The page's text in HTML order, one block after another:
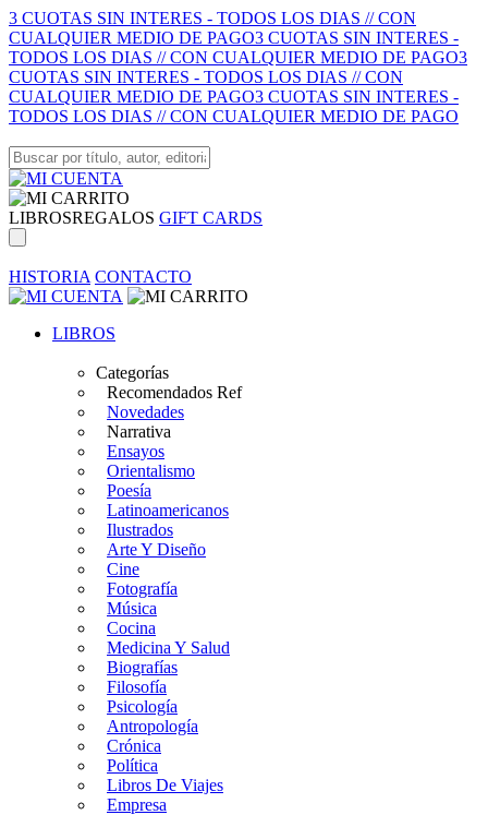
3 CUOTAS SIN INTERES - TODOS LOS DIAS // CON
CUALQUIER MEDIO DE PAGO3 CUOTAS SIN INTERES -
TODOS LOS DIAS // CON CUALQUIER MEDIO DE PAGO3
CUOTAS SIN INTERES - TODOS LOS DIAS // CON
CUALQUIER MEDIO DE PAGO3 CUOTAS SIN INTERES -
TODOS LOS DIAS // CON CUALQUIER MEDIO DE PAGO
LIBROSREGALOS GIFT CARDS
HISTORIA CONTACTO
LIBROS
Categorías
Recomendados Ref
Novedades
Narrativa
Ensayos
Orientalismo
Poesía
Latinoamericanos
Ilustrados
Arte Y Diseño
Cine
Fotografía
Música
Cocina
Medicina Y Salud
Biografías
Filosofía
Psicología
Antropología
Crónica
Política
Libros De Viajes
Empresa